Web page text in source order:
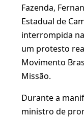
Fazenda,
Estadual de
interrompida
um protesto
Movimento
Missão.
Durante a
ministro de